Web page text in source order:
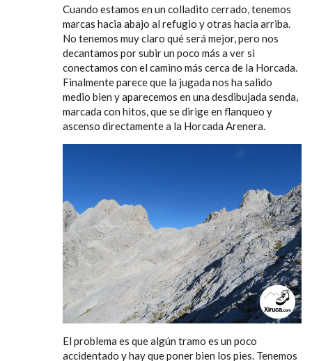
Cuando estamos en un colladito cerrado, tenemos
marcas hacia abajo al refugio y otras hacia arriba.
No tenemos muy claro qué será mejor, pero nos
decantamos por subir un poco más a ver si
conectamos con el camino más cerca de la Horcada.
Finalmente parece que la jugada nos ha salido
medio bien y aparecemos en una desdibujada senda,
marcada con hitos, que se dirige en flanqueo y
ascenso directamente a la Horcada Arenera.
El problema es que algún tramo es un poco
accidentado y hay que poner bien los pies. Tenemos